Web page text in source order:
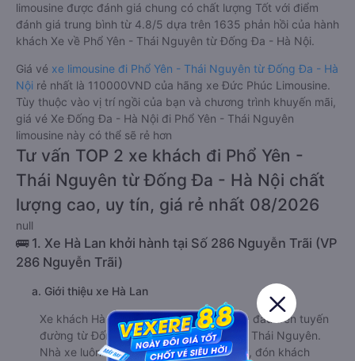
limousine được đánh giá chung có chất lượng Tốt với điểm
đánh giá trung bình từ 4.8/5 dựa trên 1635 phản hồi của hành
khách Xe về Phổ Yên - Thái Nguyên từ Đống Đa - Hà Nội.
Giá vé xe limousine đi Phổ Yên - Thái Nguyên từ Đống Đa - Hà
Nội rẻ nhất là 110000VND của hãng xe Đức Phúc Limousine.
Tùy thuộc vào vị trí ngồi của bạn và chương trình khuyến mãi,
giá vé Xe Đống Đa - Hà Nội đi Phổ Yên - Thái Nguyên
limousine này có thể sẽ rẻ hơn
Tư vấn TOP 2 xe khách đi Phổ Yên -
Thái Nguyên từ Đống Đa - Hà Nội chất
lượng cao, uy tín, giá rẻ nhất 08/2026
null
🚌 1. Xe Hà Lan khởi hành tại Số 286 Nguyễn Trãi (VP
286 Nguyễn Trãi)
a. Giới thiệu xe Hà Lan
Xe khách Hà Lan là thương hiệu xe hàng đầu trên tuyến
đường từ Đống Đa - Hà Nội đi Phổ Yên - Thái Nguyên.
Nhà xe luôn cam kết khởi hành đúng giờ, đón khách